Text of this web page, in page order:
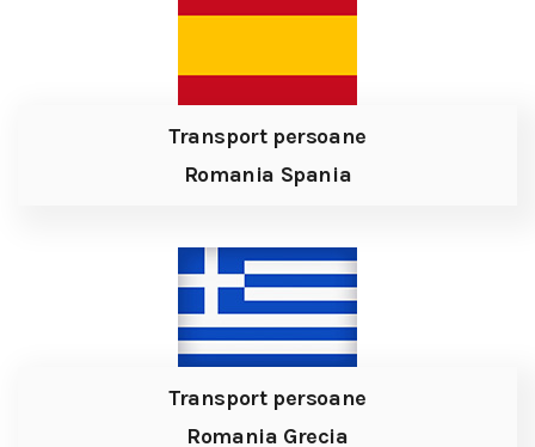
Transport persoane
Romania Spania
Transport persoane
Romania Grecia